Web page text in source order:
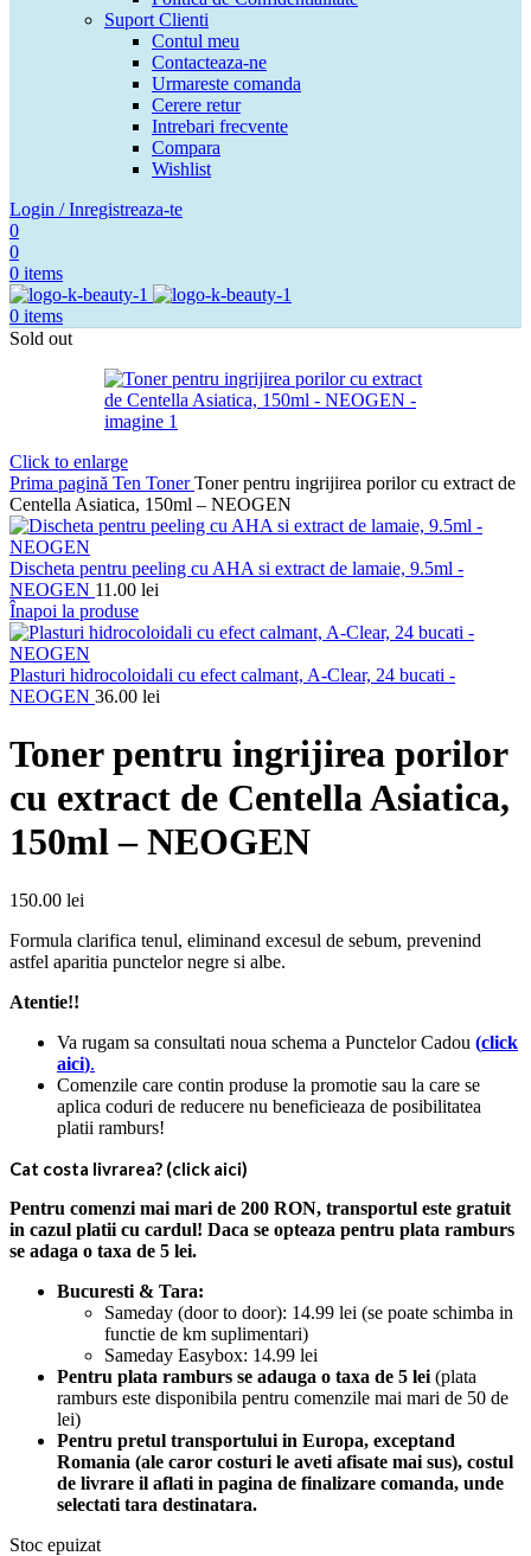
Suport Clienti
Contul meu
Contacteaza-ne
Urmareste comanda
Cerere retur
Intrebari frecvente
Compara
Wishlist
Login / Inregistreaza-te
0
0
0 items
0 items
Sold out
Click to enlarge
Prima pagină Ten TonerToner pentru ingrijirea porilor cu extract de
Centella Asiatica, 150ml – NEOGEN
Discheta pentru peeling cu AHA si extract de lamaie, 9.5ml -
NEOGEN 11.00 lei
Înapoi la produse
Plasturi hidrocoloidali cu efect calmant, A-Clear, 24 bucati -
NEOGEN 36.00 lei
Toner pentru ingrijirea porilor
cu extract de Centella Asiatica,
150ml – NEOGEN
150.00 lei
Formula clarifica tenul, eliminand excesul de sebum, prevenind
astfel aparitia punctelor negre si albe.
Atentie!!
Va rugam sa consultati noua schema a Punctelor Cadou (click
aici).
Comenzile care contin produse la promotie sau la care se
aplica coduri de reducere nu beneficieaza de posibilitatea
platii ramburs!
Cat costa livrarea? (click aici)
Pentru comenzi mai mari de 200 RON, transportul este gratuit
in cazul platii cu cardul! Daca se opteaza pentru plata ramburs
se adaga o taxa de 5 lei.
Bucuresti & Tara:
Sameday (door to door): 14.99 lei (se poate schimba in
functie de km suplimentari)
Sameday Easybox: 14.99 lei
Pentru plata ramburs se adauga o taxa de 5 lei (plata
ramburs este disponibila pentru comenzile mai mari de 50 de
lei)
Pentru pretul transportului in Europa, exceptand
Romania (ale caror costuri le aveti afisate mai sus), costul
de livrare il aflati in pagina de finalizare comanda, unde
selectati tara destinatara.
Stoc epuizat